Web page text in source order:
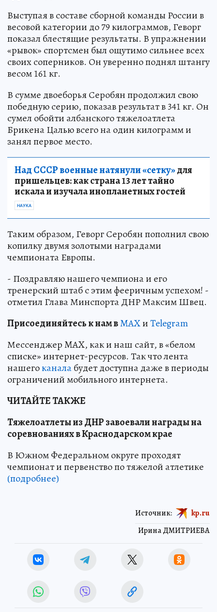
Выступая в составе сборной команды России в
весовой категории до 79 килограммов, Геворг
показал блестящие результаты. В упражнении
«рывок» спортсмен был ощутимо сильнее всех
своих соперников. Он уверенно поднял штангу
весом 161 кг.
В сумме двоеборья Серобян продолжил свою
победную серию, показав результат в 341 кг. Он
сумел обойти албанского тяжелоатлета
Брикена Цалью всего на один килограмм и
занял первое место.
Над СССР военные натянули «сетку»для
пришельцев: как страна 13 лет тайно
искала и изучала инопланетных гостей
НАУКА
Таким образом, Геворг Серобян пополнил свою
копилку двумя золотыми наградами
чемпионата Европы.
- Поздравляю нашего чемпиона и его
тренерский штаб с этим фееричным успехом! -
отметил Глава Минспорта ДНР Максим Швец.
Присоединяйтесь к нам вMAXиTelegram
Мессенджер MAX, как и наш сайт, в «белом
списке» интернет-ресурсов. Так что лента
нашегоканалабудет доступна даже в периоды
ограничений мобильного интернета.
ЧИТАЙТЕ ТАКЖЕ
Тяжелоатлеты из ДНР завоевали награды на
соревнованиях в Краснодарском крае
В Южном Федеральном округе проходят
чемпионат и первенство по тяжелой атлетике
(подробнее)
Ирина ДМИТРИЕВА
Источник: kp.ru